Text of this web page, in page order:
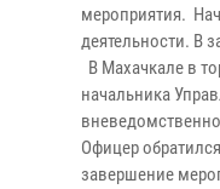
мероприятия.
деятельности. В
В Махачкале в
начальника
Офицер
завершение